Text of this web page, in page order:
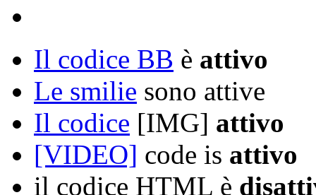
Il codice BB è attivo
Le smilie sono attive
Il codice [IMG] attivo
[VIDEO] code is attivo
il codice HTML è